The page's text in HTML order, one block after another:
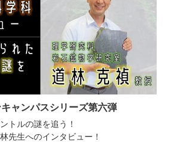
ャンパスシリーズ第六弾
トルの謎を追う！
先生へのインタビュー！